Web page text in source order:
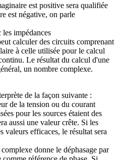
est positive sera qualifiée
est négative, on parle
impédances
calculer des circuits comprenant
à celle utilisée pour le calcul
Le résultat du calcul d'une
un nombre complexe.
de la façon suivante :
de la tension ou du courant
pour les sources étaient des
aussi une valeur crête. Si les
valeurs efficaces, le résultat sera
donne le déphasage par